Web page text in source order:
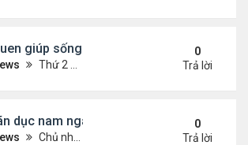
giúp sống thọ
Thứ 2 Tháng 4 18, 2022 5:20 pm
0
Trả lời
dục nam ngày càng trẻ hóa
Chủ nhật Tháng 4 17, 2022 9:04 pm
0
Trả lời